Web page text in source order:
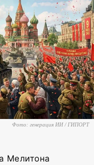
Фото: генерация ИИ / ГИПОРТ
Мелитона